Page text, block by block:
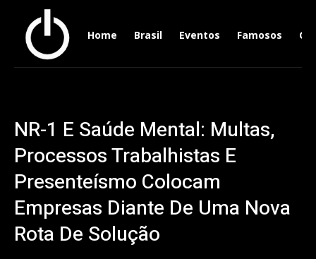
Home Brasil Eventos Famosos
NR-1 E Saúde Mental: Multas,
Processos Trabalhistas E
Presenteísmo Colocam
Empresas Diante De Uma Nova
Rota De Solução